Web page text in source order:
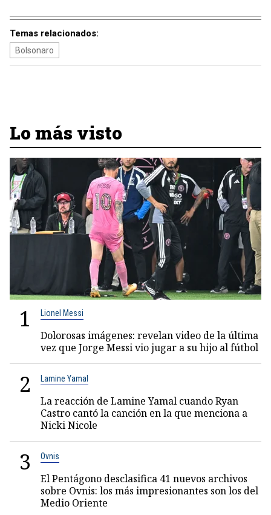
Temas relacionados:
Bolsonaro
Lo más visto
1 Lionel Messi
Dolorosas imágenes: revelan video de la última
vez que Jorge Messi vio jugar a su hijo al fútbol
2 Lamine Yamal
La reacción de Lamine Yamal cuando Ryan
Castro cantó la canción en la que menciona a
Nicki Nicole
3 Ovnis
El Pentágono desclasifica 41 nuevos archivos
sobre Ovnis: los más impresionantes son los del
Medio Oriente